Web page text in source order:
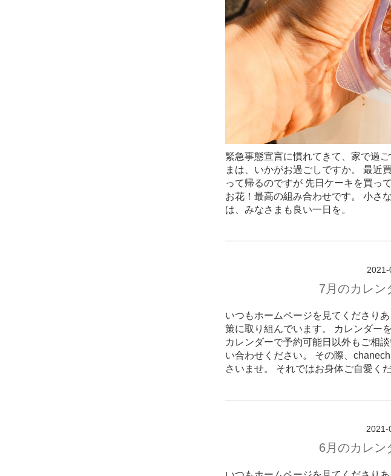
緊急事態宣言に慣れてきて、家で過
まは、いかがお過ごしですか。 最近
って帰るのですが 先日ケーキを買っ
お花！最高の組み合わせです。 小さ
は、みなさまも良い一日を。
2021-
7月のカレン
いつもホームページを見てくださり
策に取り組んでいます。 カレンダー
カレンダーで予約可能日以外もご相
い合わせください。 その際、
さいませ。 それではお身体ご自愛くだ
2021-
6月のカレン